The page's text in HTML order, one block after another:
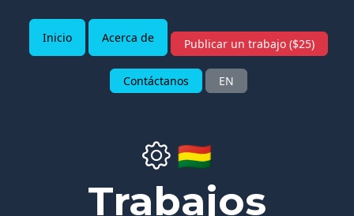
Inicio Acerca de Publicar un trabajo ($25)
Contáctanos EN
🇧🇴
Trabajos